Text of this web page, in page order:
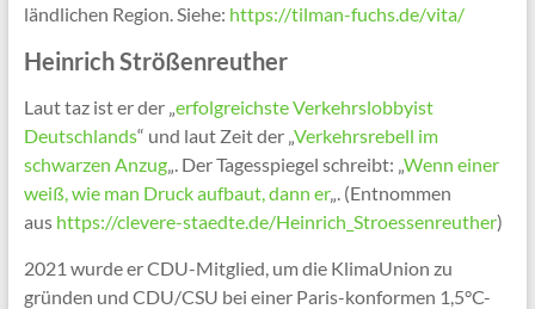
ländlichen Region. Siehe: https://tilman-fuchs.de/vita/
Heinrich Strößenreuther
Laut taz ist er der „ erfolgreichste Verkehrslobbyist
Deutschlands“ und laut Zeit der „ Verkehrsrebell im
schwarzen Anzug„. Der Tagesspiegel schreibt: „ Wenn einer
weiß, wie man Druck aufbaut, dann er„. (Entnommen
aus https://clevere-staedte.de/Heinrich_Stroessenreuther)
2021 wurde er CDU-Mitglied, um die KlimaUnion zu
gründen und CDU/CSU bei einer Paris-konformen 1,5°C-